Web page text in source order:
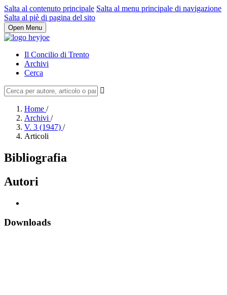
Salta al contenuto principale Salta al menu principale di navigazione
Salta al piè di pagina del sito
Open Menu
Il Concilio di Trento
Archivi
Cerca
Home /
Archivi /
V. 3 (1947) /
Articoli
Bibliografia
Autori
Downloads